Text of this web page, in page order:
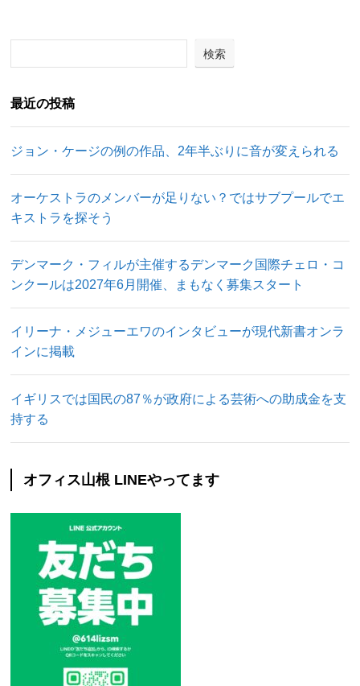
検索
最近の投稿
ジョン・ケージの例の作品、2年半ぶりに音が変えられる
オーケストラのメンバーが足りない？ではサブプールでエ
キストラを探そう
デンマーク・フィルが主催するデンマーク国際チェロ・コ
ンクールは2027年6月開催、まもなく募集スタート
イリーナ・メジューエワのインタビューが現代新書オンラ
インに掲載
イギリスでは国民の87％が政府による芸術への助成金を支
持する
オフィス山根 LINEやってます